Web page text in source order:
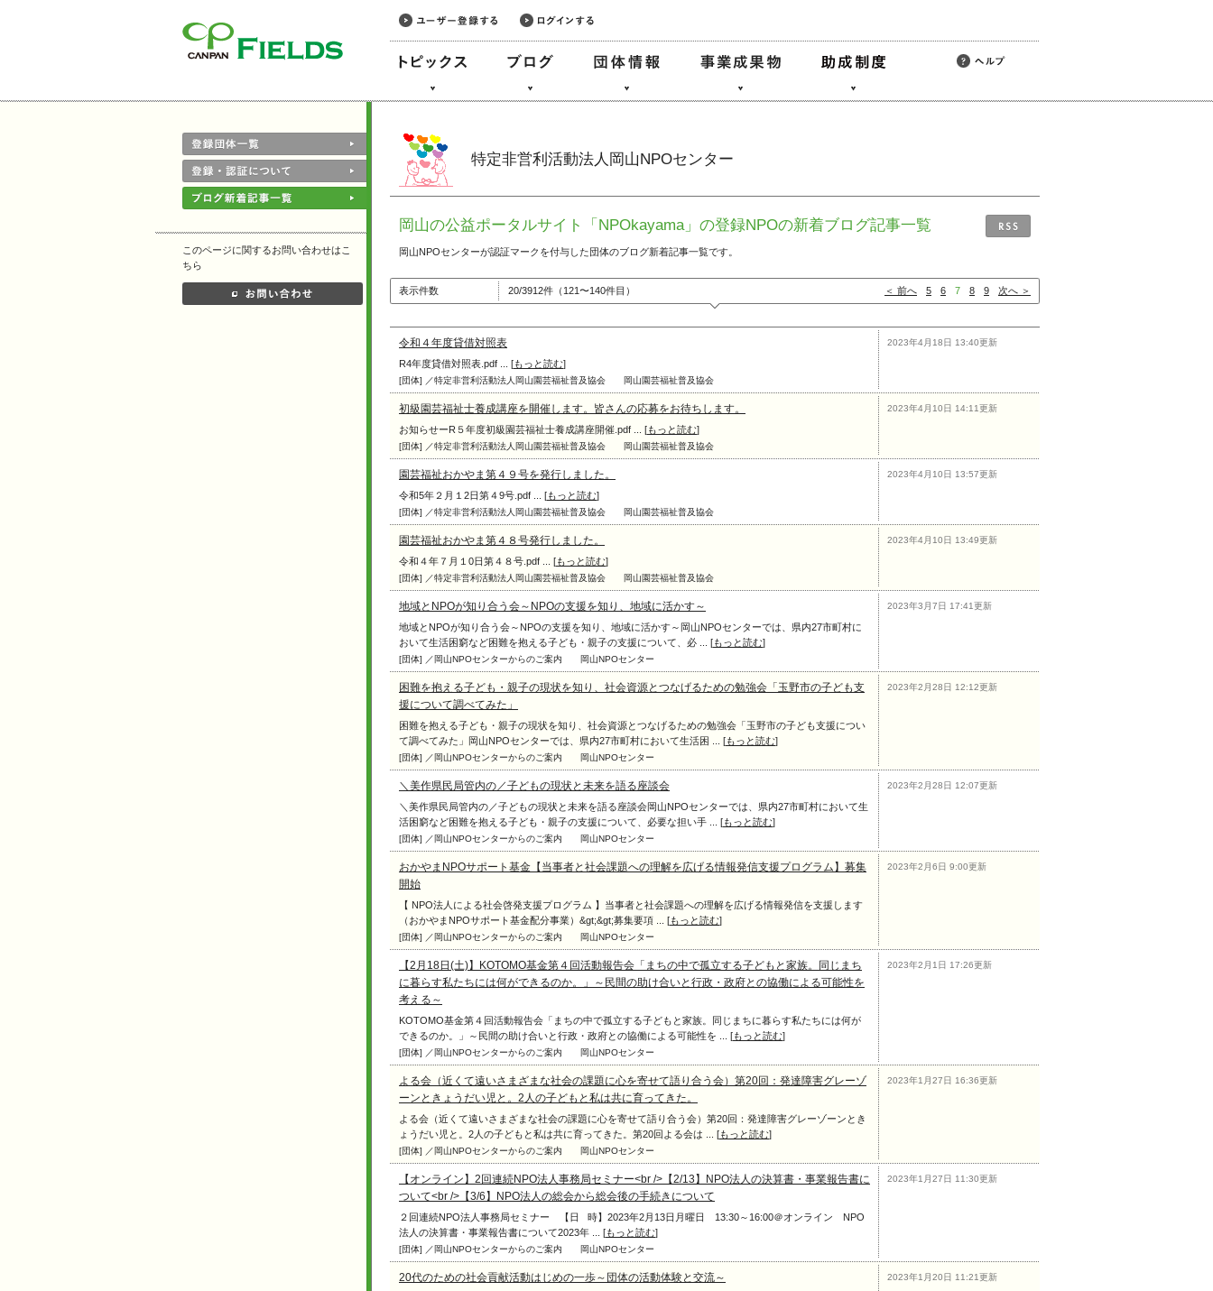
特定非営利活動法人岡山NPOセンター
このページに関するお問い合わせはこ
ちら
岡山の公益ポータルサイト「NPOkayama」の登録NPOの新着ブログ記事一覧
岡山NPOセンターが認証マークを付与した団体のブログ新着記事一覧です。
表示件数 20/3912件（121〜140件目） ＜ 前へ 5 6 7 8 9 次へ ＞
令和４年度貸借対照表
R4年度貸借対照表.pdf ... [もっと読む]
[団体] ／特定非営利活動法人岡山園芸福祉普及協会 岡山園芸福祉普及協会
2023年4月18日 13:40更新
初級園芸福祉士養成講座を開催します。皆さんの応募をお待ちします。
お知らせーR５年度初級園芸福祉士養成講座開催.pdf ... [もっと読む]
[団体] ／特定非営利活動法人岡山園芸福祉普及協会 岡山園芸福祉普及協会
2023年4月10日 14:11更新
園芸福祉おかやま第４９号を発行しました。
令和5年２月１2日第４9号.pdf ... [もっと読む]
[団体] ／特定非営利活動法人岡山園芸福祉普及協会 岡山園芸福祉普及協会
2023年4月10日 13:57更新
園芸福祉おかやま第４８号発行しました。
令和４年７月１0日第４８号.pdf ... [もっと読む]
[団体] ／特定非営利活動法人岡山園芸福祉普及協会 岡山園芸福祉普及協会
2023年4月10日 13:49更新
地域とNPOが知り合う会～NPOの支援を知り、地域に活かす～
地域とNPOが知り合う会～NPOの支援を知り、地域に活かす～岡山NPOセンターでは、県内27市町村に
おいて生活困窮など困難を抱える子ども・親子の支援について、必 ... [もっと読む]
[団体] ／岡山NPOセンターからのご案内 岡山NPOセンター
2023年3月7日 17:41更新
困難を抱える子ども・親子の現状を知り、社会資源とつなげるための勉強会「玉野市の子ども支
援について調べてみた」
困難を抱える子ども・親子の現状を知り、社会資源とつなげるための勉強会「玉野市の子ども支援につい
て調べてみた」岡山NPOセンターでは、県内27市町村において生活困 ... [もっと読む]
[団体] ／岡山NPOセンターからのご案内 岡山NPOセンター
2023年2月28日 12:12更新
＼美作県民局管内の／子どもの現状と未来を語る座談会
＼美作県民局管内の／子どもの現状と未来を語る座談会岡山NPOセンターでは、県内27市町村において生
活困窮など困難を抱える子ども・親子の支援について、必要な担い手 ... [もっと読む]
[団体] ／岡山NPOセンターからのご案内 岡山NPOセンター
2023年2月28日 12:07更新
おかやまNPOサポート基金【当事者と社会課題への理解を広げる情報発信支援プログラム】募集
開始
【 NPO法人による社会啓発支援プログラム 】当事者と社会課題への理解を広げる情報発信を支援します
（おかやまNPOサポート基金配分事業）&gt;&gt;募集要項 ... [もっと読む]
[団体] ／岡山NPOセンターからのご案内 岡山NPOセンター
2023年2月6日 9:00更新
【2月18日(土)】KOTOMO基金第４回活動報告会「まちの中で孤立する子どもと家族。同じまち
に暮らす私たちには何ができるのか。」～民間の助け合いと行政・政府との協働による可能性を
考える～
KOTOMO基金第４回活動報告会「まちの中で孤立する子どもと家族。同じまちに暮らす私たちには何が
できるのか。」～民間の助け合いと行政・政府との協働による可能性を ... [もっと読む]
[団体] ／岡山NPOセンターからのご案内 岡山NPOセンター
2023年2月1日 17:26更新
よる会（近くて遠いさまざまな社会の課題に心を寄せて語り合う会）第20回：発達障害グレーゾ
ーンときょうだい児と。2人の子どもと私は共に育ってきた。
よる会（近くて遠いさまざまな社会の課題に心を寄せて語り合う会）第20回：発達障害グレーゾーンとき
ょうだい児と。2人の子どもと私は共に育ってきた。第20回よる会は ... [もっと読む]
[団体] ／岡山NPOセンターからのご案内 岡山NPOセンター
2023年1月27日 16:36更新
【オンライン】2回連続NPO法人事務局セミナー<br />【2/13】NPO法人の決算書・事業報告書に
ついて<br />【3/6】NPO法人の総会から総会後の手続きについて
２回連続NPO法人事務局セミナー 【日 時】2023年2月13日月曜日 13:30～16:00＠オンライン NPO
法人の決算書・事業報告書について2023年 ... [もっと読む]
[団体] ／岡山NPOセンターからのご案内 岡山NPOセンター
2023年1月27日 11:30更新
20代のための社会貢献活動はじめの一歩～団体の活動体験と交流～ 2023年1月20日 11:21更新